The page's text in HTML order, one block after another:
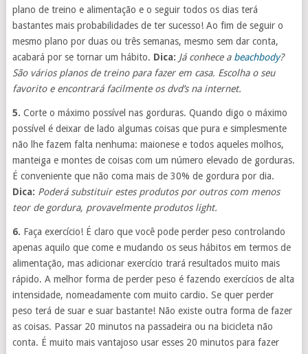
plano de treino e alimentação e o seguir todos os dias terá
bastantes mais probabilidades de ter sucesso! Ao fim de seguir o
mesmo plano por duas ou três semanas, mesmo sem dar conta,
acabará por se tornar um hábito. Dica: Já conhece a beachbody?
São vários planos de treino para fazer em casa. Escolha o seu
favorito e encontrará facilmente os dvd’s na internet.
5. Corte o máximo possível nas gorduras. Quando digo o máximo
possível é deixar de lado algumas coisas que pura e simplesmente
não lhe fazem falta nenhuma: maionese e todos aqueles molhos,
manteiga e montes de coisas com um número elevado de gorduras.
É conveniente que não coma mais de 30% de gordura por dia.
Dica: Poderá substituir estes produtos por outros com menos
teor de gordura, provavelmente produtos light.
6. Faça exercício! É claro que você pode perder peso controlando
apenas aquilo que come e mudando os seus hábitos em termos de
alimentação, mas adicionar exercício trará resultados muito mais
rápido. A melhor forma de perder peso é fazendo exercícios de alta
intensidade, nomeadamente com muito cardio. Se quer perder
peso terá de suar e suar bastante! Não existe outra forma de fazer
as coisas. Passar 20 minutos na passadeira ou na bicicleta não
conta. É muito mais vantajoso usar esses 20 minutos para fazer